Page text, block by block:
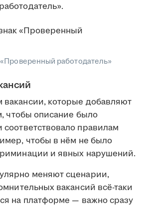
работодатель»
которые добавляют
чтобы описание было
правилам
чтобы в нём не было
и явных нарушений.
меняют сценарии,
вакансий всё-таки
на платформе — важно сразу